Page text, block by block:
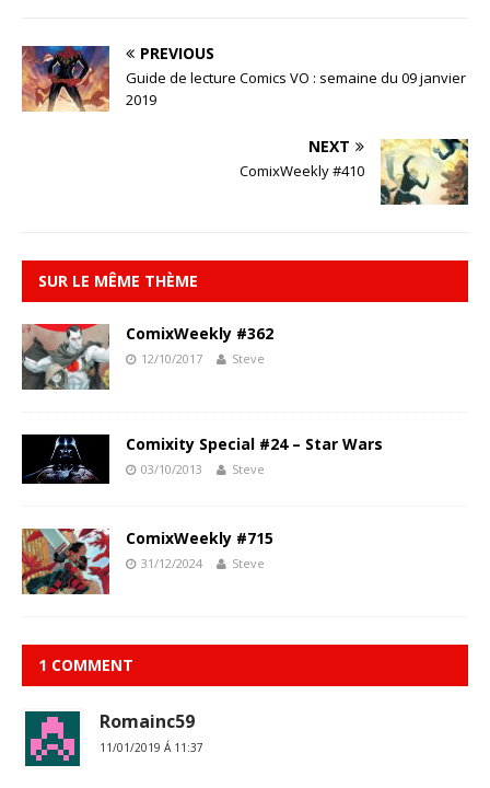
PREVIOUS
Guide de lecture Comics VO : semaine du 09 janvier
2019
NEXT
ComixWeekly #410
SUR LE MÊME THÈME
ComixWeekly #362
12/10/2017 Steve
Comixity Special #24 – Star Wars
03/10/2013 Steve
ComixWeekly #715
31/12/2024 Steve
1 COMMENT
Romainc59
11/01/2019 Á 11:37